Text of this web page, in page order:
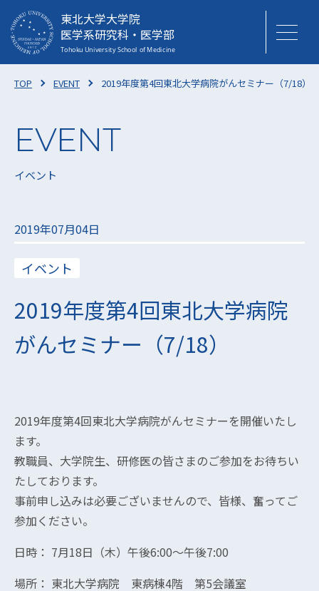
東北大学大学院
医学系研究科・医学部
TOP EVENT 2019年度第4回東北大学病院がんセミナー（7/18）
イベント
2019年07月04日
イベント
2019年度第4回東北大学病院
がんセミナー（7/18）
2019年度第4回東北大学病院がんセミナーを開催いたし
ます。
教職員、大学院生、研修医の皆さまのご参加をお待ちい
たしております。
事前申し込みは必要ございませんので、皆様、奮ってご
参加ください。
日時： 7月18日（木）午後6:00～午後7:00
場所： 東北大学病院 東病棟4階 第5会議室